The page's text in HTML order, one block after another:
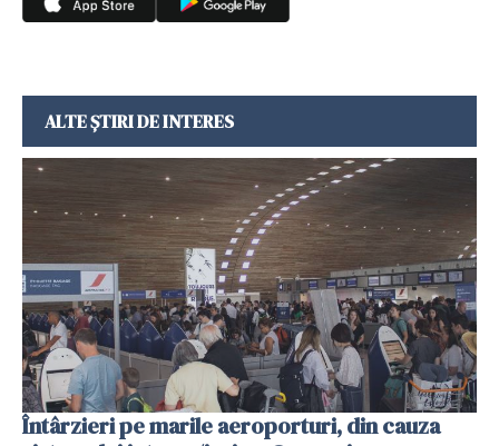
ALTE ȘTIRI DE INTERES
Întârzieri pe marile aeroporturi, din cauza